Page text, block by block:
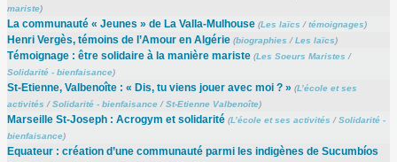
mariste)
La communauté « Jeunes » de La Valla-Mulhouse (Les laïcs /témoignages)
Henri Vergès, témoins de l’Amour en Algérie (biographies /Les laïcs)
Témoignage : être solidaire à la manière mariste (Les Soeurs Maristes /
Solidarité - bienfaisance)
St-Etienne, Valbenoîte : « Dis, tu viens jouer avec moi ? » (L’école et ses
activités /Solidarité - bienfaisance/St-Etienne Valbenoîte)
Marseille St-Joseph : Acrogym et solidarité (L’école et ses activités /Solidarité -
bienfaisance)
Equateur : création d’une communauté parmi les indigènes de Sucumbíos